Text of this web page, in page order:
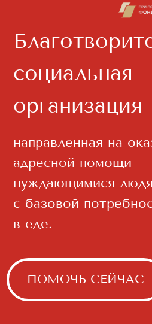
направленная на оказание
адресной помощи
с базовой потребности —